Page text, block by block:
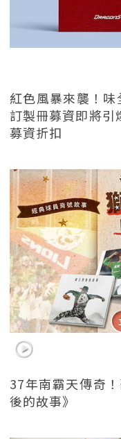
紅色風暴來襲！
訂製冊募資即將
募資折扣
37年南霸天傳奇
後的故事》